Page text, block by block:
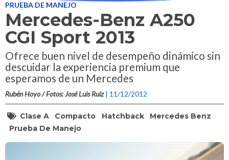
PRUEBA DE MANEJO
Mercedes-Benz A250
CGI Sport 2013
Ofrece buen nivel de desempeño dinámico sin
descuidar la experiencia premium que
esperamos de un Mercedes
Rubén Hoyo / Fotos: José Luis Ruiz | 11/12/2012
Clase A Compacto Hatchback
Mercedes Benz
Prueba De Manejo